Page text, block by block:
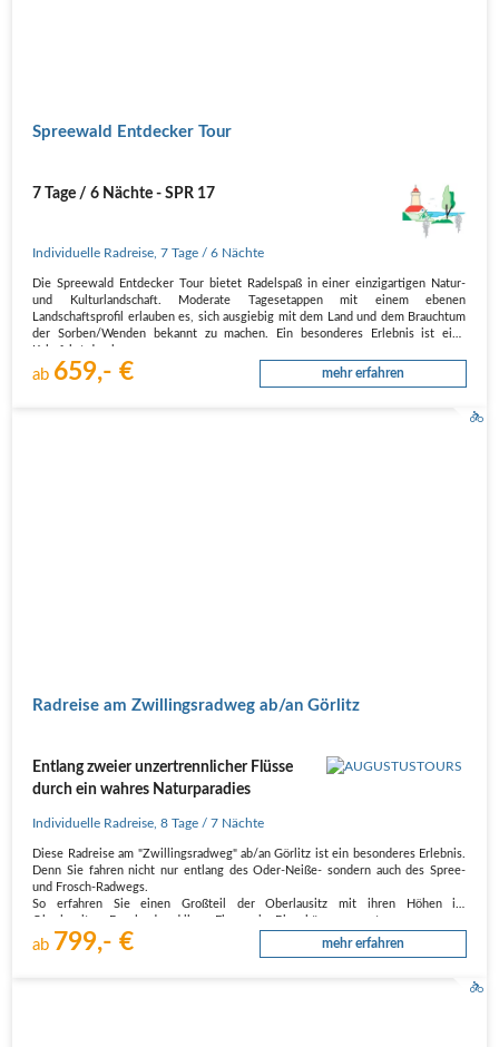
Spreewald Entdecker Tour
7 Tage / 6 Nächte - SPR 17
Individuelle Radreise ,7 Tage / 6 Nächte
Die Spreewald Entdecker Tour bietet Radelspaß in einer einzigartigen Natur-
und Kulturlandschaft. Moderate Tagesetappen mit einem ebenen
Landschaftsprofil erlauben es, sich ausgiebig mit dem Land und dem Brauchtum
der Sorben/Wenden bekannt zu machen. Ein besonderes Erlebnis ist eine
ab 659,- € mehr erfahren
Radreise am Zwillingsradweg ab/an Görlitz
Entlang zweier unzertrennlicher Flüsse
durch ein wahres Naturparadies
Individuelle Radreise ,8 Tage / 7 Nächte
Diese Radreise am "Zwillingsradweg" ab/an Görlitz ist ein besonderes Erlebnis.
Denn Sie fahren nicht nur entlang des Oder-Neiße- sondern auch des Spree-
und Frosch-Radwegs.
So erfahren Sie einen Großteil der Oberlausitz mit ihren Höhen im
ab 799,- € mehr erfahren